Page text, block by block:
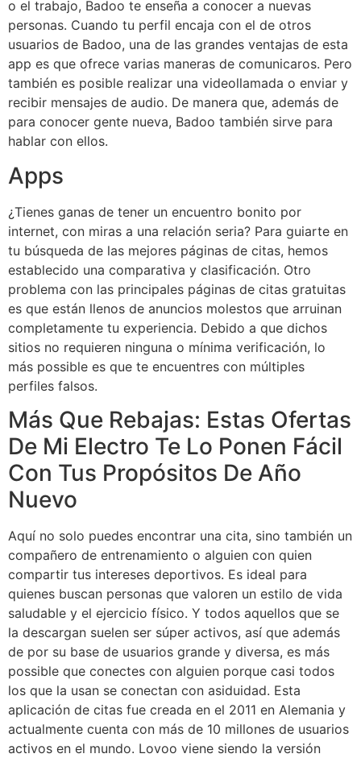
o el trabajo, Badoo te enseña a conocer a nuevas
personas. Cuando tu perfil encaja con el de otros
usuarios de Badoo, una de las grandes ventajas de esta
app es que ofrece varias maneras de comunicaros. Pero
también es posible realizar una videollamada o enviar y
recibir mensajes de audio. De manera que, además de
para conocer gente nueva, Badoo también sirve para
hablar con ellos.
Apps
¿Tienes ganas de tener un encuentro bonito por
internet, con miras a una relación seria? Para guiarte en
tu búsqueda de las mejores páginas de citas, hemos
establecido una comparativa y clasificación. Otro
problema con las principales páginas de citas gratuitas
es que están llenos de anuncios molestos que arruinan
completamente tu experiencia. Debido a que dichos
sitios no requieren ninguna o mínima verificación, lo
más possible es que te encuentres con múltiples
perfiles falsos.
Más Que Rebajas: Estas Ofertas
De Mi Electro Te Lo Ponen Fácil
Con Tus Propósitos De Año
Nuevo
Aquí no solo puedes encontrar una cita, sino también un
compañero de entrenamiento o alguien con quien
compartir tus intereses deportivos. Es ideal para
quienes buscan personas que valoren un estilo de vida
saludable y el ejercicio físico. Y todos aquellos que se
la descargan suelen ser súper activos, así que además
de por su base de usuarios grande y diversa, es más
possible que conectes con alguien porque casi todos
los que la usan se conectan con asiduidad. Esta
aplicación de citas fue creada en el 2011 en Alemania y
actualmente cuenta con más de 10 millones de usuarios
activos en el mundo. Lovoo viene siendo la versión